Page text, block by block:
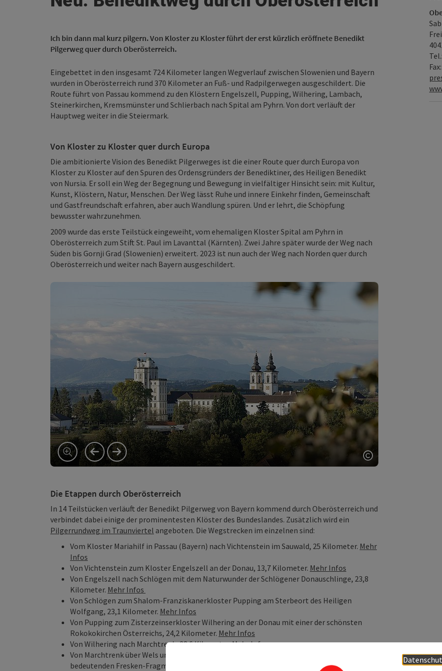
Ich bin dann mal kurz pilgern. Von Kloster zu Kloster führt der erst kürzlich eröffnete Benedikt
Pilgerweg quer durch Oberösterreich.
Eingebettet in den insgesamt 724 Kilometer langen Wegverlauf zwischen Slowenien und Bayern
wurden in Oberösterreich rund 370 Kilometer an Fuß- und Radpilgerwegen ausgeschildert. Die
Route führt von Passau kommend zu den Klöstern Engelszell, Pupping, Wilhering, Lambach,
Steinerkirchen, Kremsmünster und Schlierbach nach Spital am Pyhrn. Von dort verläuft der
Hauptweg weiter in die Steiermark.
Von Kloster zu Kloster quer durch Europa
Die ambitionierte Vision des Benedikt Pilgerweges ist die einer Route quer durch Europa von
Kloster zu Kloster auf den Spuren des Ordensgründers der Benediktiner, des Heiligen Benedikt
von Nursia. Er soll ein Weg der Begegnung und Bewegung in vielfältiger Hinsicht sein: mit Kultur,
Kunst, Klöstern, Natur, Menschen. Der Weg lässt Ruhe und innere Einkehr finden, Gemeinschaft
und Gastfreundschaft erfahren, aber auch Wandlung spüren. Und er lehrt, die Schöpfung
bewusster wahrzunehmen.
2009 wurde das erste Teilstück eingeweiht, vom ehemaligen Kloster Spital am Pyhrn in
Oberösterreich zum Stift St. Paul im Lavanttal (Kärnten). Zwei Jahre später wurde der Weg nach
Süden bis Gornji Grad (Slowenien) erweitert. 2023 ist nun auch der Weg nach Norden quer durch
Oberösterreich und weiter nach Bayern ausgeschildert.
Copyright öffnen
vorheriges Element
nächstes Element
Die Etappen durch Oberösterreich
In 14 Teilstücken verläuft der Benedikt Pilgerweg von Bayern kommend durch Oberösterreich und
verbindet dabei einige der prominentesten Klöster des Bundeslandes. Zusätzlich wird ein
Pilgerrundweg im Traunviertel angeboten. Die Wegstrecken im einzelnen sind:
Vom Kloster Mariahilf in Passau (Bayern) nach Vichtenstein im Sauwald, 25 Kilometer. Mehr
Infos
Von Vichtenstein zum Kloster Engelszell an der Donau, 13,7 Kilometer. Mehr Infos
Von Engelszell nach Schlögen mit dem Naturwunder der Schlögener Donauschlinge, 23,8
Kilometer. Mehr Infos
Von Schlögen zum Shalom-Franziskanerkloster Pupping am Sterbeort des Heiligen
Wolfgang, 23,1 Kilometer. Mehr Infos
Von Pupping zum Zisterzeinserkloster Wilhering an der Donau mit einer der schönsten
Rokokokirchen Österreichs, 24,2 Kilometer. Mehr Infos
Von Wilhering nach Marchtrenk, 28.6 Kilometer.Mehr Infos
Von Marchtrenk über Wels und entlang der Traun zum Benediktinerstift Lambach mit
bedeutenden Fresken-Fragmenten aus dem Mittelalter, 24,8 Kilometer.
Mehr Infos